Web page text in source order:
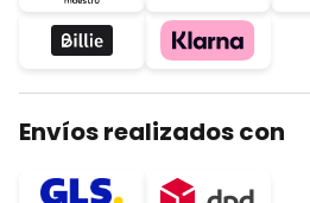
Envíos realizados con